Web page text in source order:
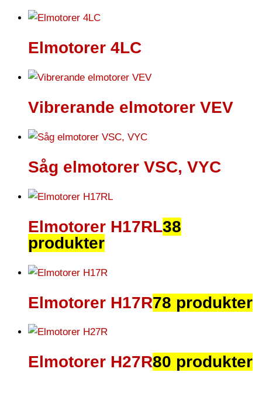
Elmotorer 4LC
Vibrerande elmotorer VEV
Såg elmotorer VSC, VYC
Elmotorer H17RL38
produkter
Elmotorer H17R78 produkter
Elmotorer H27R80 produkter